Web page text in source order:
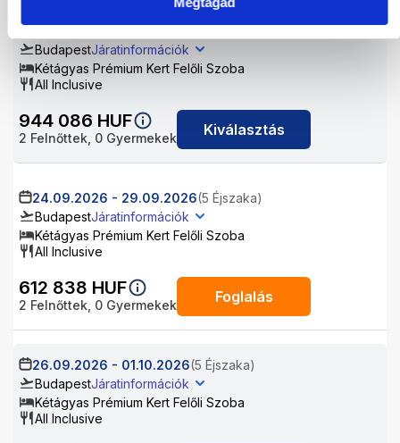
BudapestJáratinformációk
Kétágyas Prémium Kert Felőli Szoba
All Inclusive
944 086 HUF
2 Felnőttek, 0 Gyermekek Kiválasztás
24.09.2026 - 29.09.2026(5 Éjszaka)
BudapestJáratinformációk
Kétágyas Prémium Kert Felőli Szoba
All Inclusive
612 838 HUF
2 Felnőttek, 0 Gyermekek Foglalás
26.09.2026 - 01.10.2026(5 Éjszaka)
BudapestJáratinformációk
Kétágyas Prémium Kert Felőli Szoba
All Inclusive